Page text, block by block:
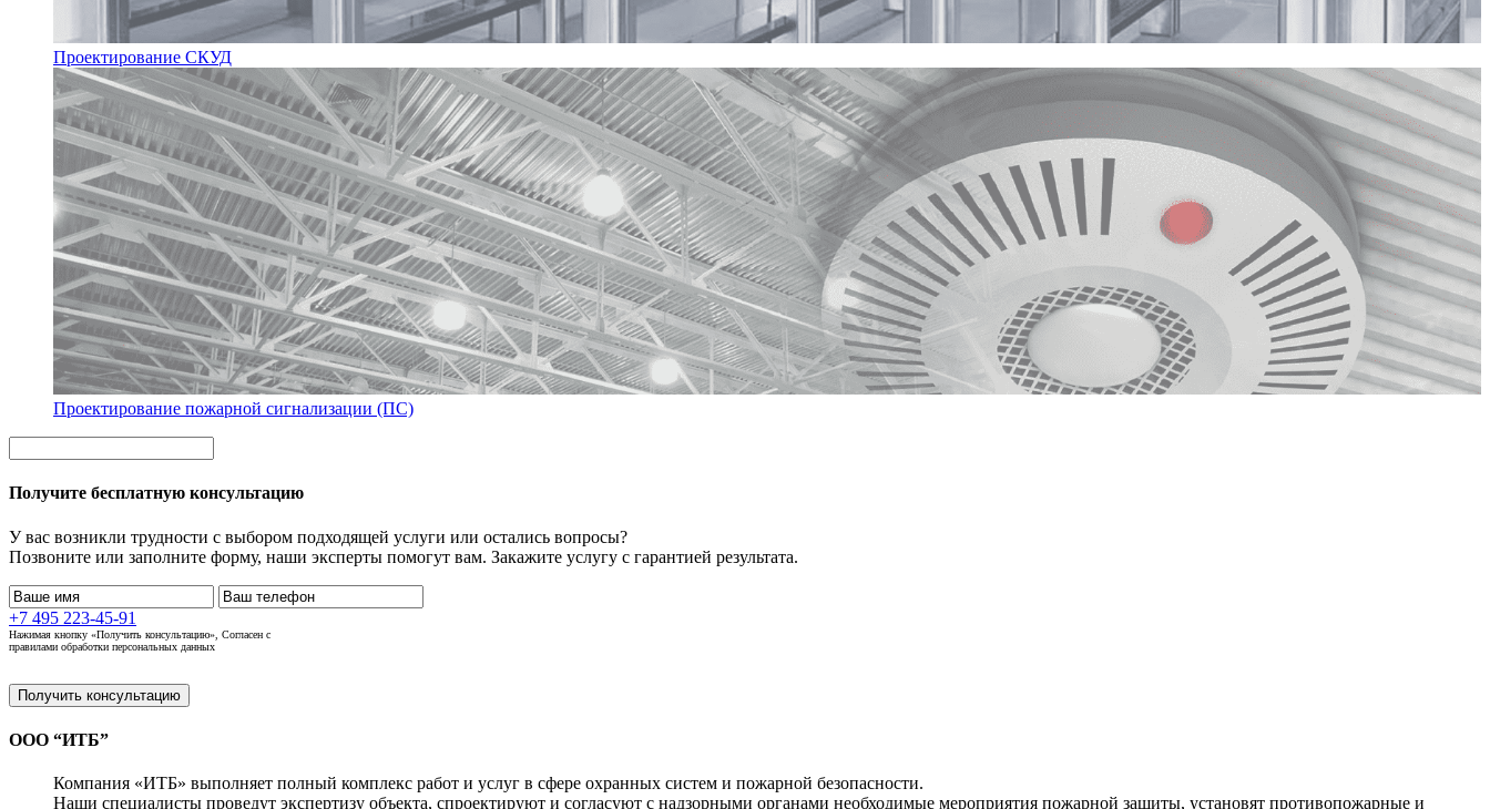
Проектирование СКУД
Проектирование пожарной сигнализации (ПС)
Получите бесплатную консультацию
У вас возникли трудности с выбором подходящей услуги или остались вопросы?
Позвоните или заполните форму, наши эксперты помогут вам. Закажите услугу с гарантией результата.
+7 495 223-45-91
Нажимая кнопку «Получить консультацию», Согласен с
правилами обработки персональных данных
Получить консультацию
ООО “ИТБ”
Компания «ИТБ» выполняет полный комплекс работ и услуг в сфере охранных систем и пожарной безопасности.
Наши специалисты проведут экспертизу объекта, спроектируют и согласуют с надзорными органами необходимые мероприятия пожарной защиты, установят противопожарные и